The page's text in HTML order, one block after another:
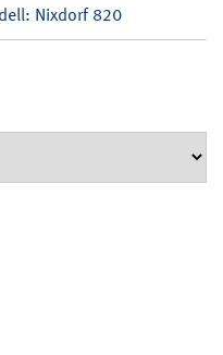
Nixdorf 820